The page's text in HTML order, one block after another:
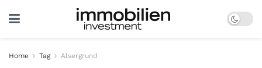
Home Tag Alsergrund